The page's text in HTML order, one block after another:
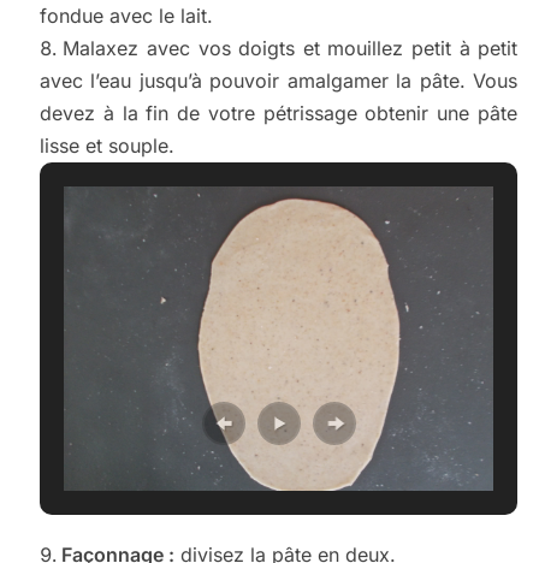
fondue avec le lait.
Malaxez avec vos doigts et mouillez petit à petit
avec l’eau jusqu’à pouvoir amalgamer la pâte. Vous
devez à la fin de votre pétrissage obtenir une pâte
lisse et souple.
Façonnage : divisez la pâte en deux.